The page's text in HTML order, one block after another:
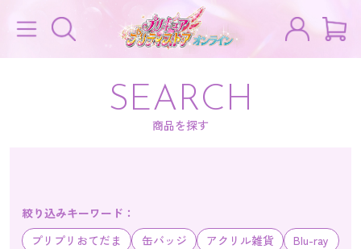
SEARCH
商品を探す
絞り込みキーワード：
プリプリおてだま
缶バッジ アクリル雑貨
Blu-ray